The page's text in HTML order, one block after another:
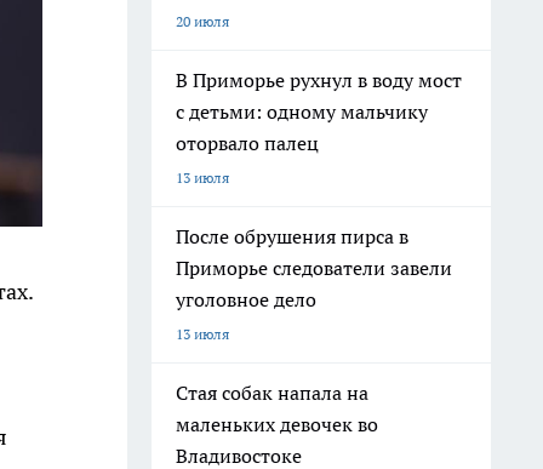
20 июля
В Приморье рухнул в воду мост
с детьми: одному мальчику
оторвало палец
13 июля
После обрушения пирса в
Приморье следователи завели
уголовное дело
13 июля
Стая собак напала на
маленьких девочек во
Владивостоке